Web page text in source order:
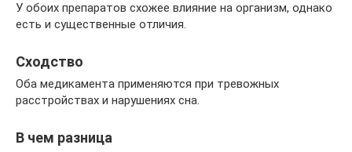
У обоих препаратов схожее влияние на организм, однако
есть и существенные отличия.
Сходство
Оба медикамента применяются при тревожных
расстройствах и нарушениях сна.
В чем разница